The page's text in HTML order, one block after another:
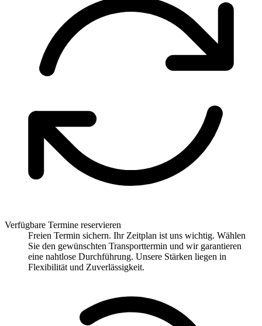
Verfügbare Termine reservieren
Freien Termin sichern. Ihr Zeitplan ist uns wichtig. Wählen
Sie den gewünschten Transporttermin und wir garantieren
eine nahtlose Durchführung. Unsere Stärken liegen in
Flexibilität und Zuverlässigkeit.